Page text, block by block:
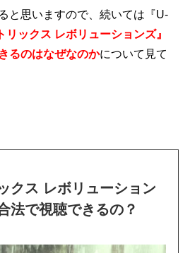
と思いますので、続いては 『U-
リックス レボリューションズ』
るのはなぜなのかについて見て
クス レボリューション
法で視聴できるの？